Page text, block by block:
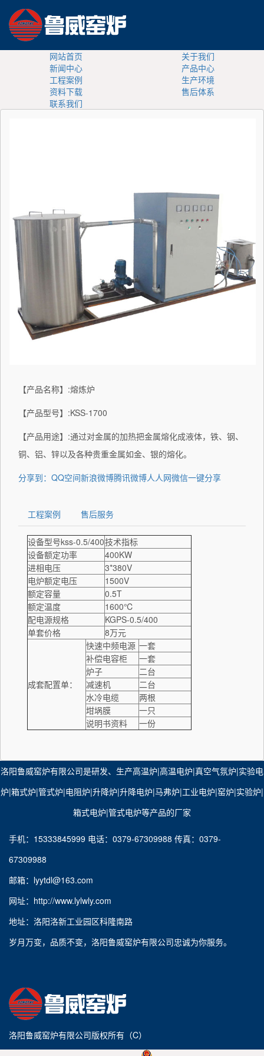
网站首页
关于我们
新闻中心
产品中心
工程案例
生产环境
资料下载
售后体系
联系我们
【产品名称】:熔炼炉
【产品型号】:KSS-1700
【产品用途】:通过对金属的加热把金属熔化成液体，铁、钢、
铜、铝、锌以及各种贵重金属如金、银的熔化。
分享到： QQ空间新浪微博腾讯微博人人网微信一键分享
工程案例 售后服务
设备型号kss-0.5/400技术指标
设备额定功率
400KW
进相电压
3*380V
电炉额定电压
1500V
额定容量
0.5T
额定温度
1600℃
配电源规格
KGPS-0.5/400
单套价格
8万元
成套配置单：
快速中频电源 一套
补偿电容柜
一套
炉子
二台
减速机
二台
水冷电缆
两根
坩埚膜
一只
说明书资料
一份
洛阳鲁威窑炉有限公司是研发、生产高温炉|高温电炉|真空气氛炉|​实验电
炉|箱式炉|管式炉|电阻炉|升降炉|升降电炉|马弗炉|工业电炉|窑炉|​实验炉|​
箱式电炉​|管式电炉等产品的厂家
手机：15333845999 电话：0379-67309988 传真：0379-
67309988
邮箱：lyytdl@163.com
网址：http://www.lylwly.com
地址：洛阳洛新工业园区科隆南路
岁月万变，品质不变，洛阳鲁威窑炉有限公司忠诚为你服务。
洛阳鲁威窑炉有限公司版权所有（C）